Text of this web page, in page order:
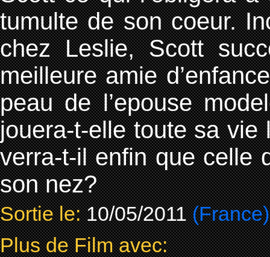
tumulte de son coeur.
chez Leslie, Scott
meilleure amie
peau de l’epouse
jouera-t-elle toute sa vie
verra-t-il enfin que celle
son nez?
Sortie le: 10/05/2011 (France)
Plus de Film avec: